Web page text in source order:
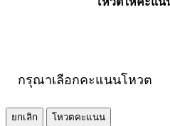
กรุณาเลือกคะแนนโหวต
ยกเลิก
โหวตคะแนน